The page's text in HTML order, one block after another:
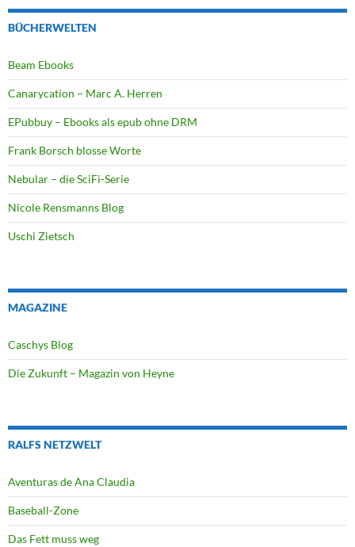
BÜCHERWELTEN
Beam Ebooks
Canarycation – Marc A. Herren
EPubbuy – Ebooks als epub ohne DRM
Frank Borsch blosse Worte
Nebular – die SciFi-Serie
Nicole Rensmanns Blog
Uschi Zietsch
MAGAZINE
Caschys Blog
Die Zukunft – Magazin von Heyne
RALFS NETZWELT
Aventuras de Ana Claudia
Baseball-Zone
Das Fett muss weg